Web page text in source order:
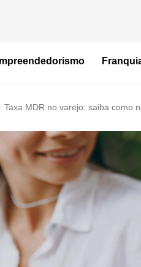
Taxa MDR no varejo: saiba como